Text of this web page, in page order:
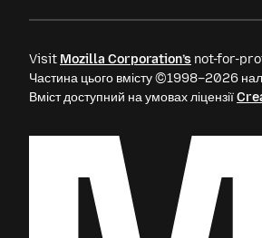
Visit Mozilla Corporation’s not-for-
Частина цього вмісту ©1998–2026
Вміст доступний на умовах ліцензії